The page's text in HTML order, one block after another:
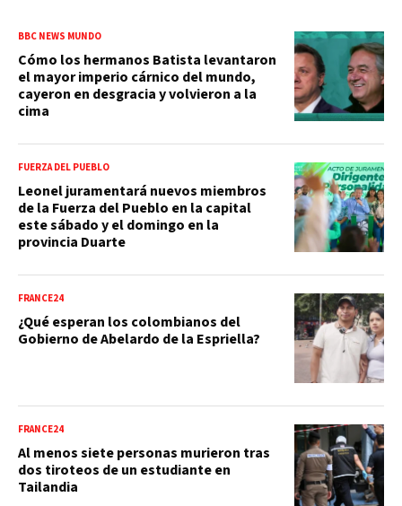
BBC NEWS MUNDO
Cómo los hermanos Batista levantaron
el mayor imperio cárnico del mundo,
cayeron en desgracia y volvieron a la
cima
FUERZA DEL PUEBLO
Leonel juramentará nuevos miembros
de la Fuerza del Pueblo en la capital
este sábado y el domingo en la
provincia Duarte
FRANCE24
¿Qué esperan los colombianos del
Gobierno de Abelardo de la Espriella?
FRANCE24
Al menos siete personas murieron tras
dos tiroteos de un estudiante en
Tailandia